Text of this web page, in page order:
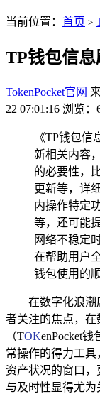
当前位置： 首页 >
TP钱包信
TokenPocket官网
22 07:01:16 浏览：
《TP钱包
新相关内容
的必要性，
更新等，详
内操作特定
等，还可能
网络不稳定
在帮助用户
钱包使用的
在数字化浪潮
者关注的焦点，
（TOKenPocket
常操作的得力工
资产状况的窗口
与及时性显得尤为